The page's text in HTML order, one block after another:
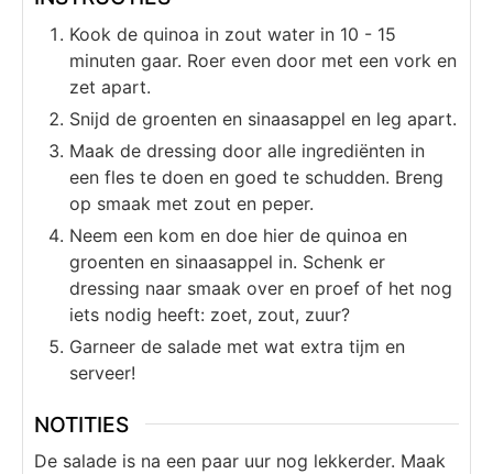
Kook de quinoa in zout water in 10 - 15
minuten gaar. Roer even door met een vork en
zet apart.
Snijd de groenten en sinaasappel en leg apart.
Maak de dressing door alle ingrediënten in
een fles te doen en goed te schudden. Breng
op smaak met zout en peper.
Neem een kom en doe hier de quinoa en
groenten en sinaasappel in. Schenk er
dressing naar smaak over en proef of het nog
iets nodig heeft: zoet, zout, zuur?
Garneer de salade met wat extra tijm en
serveer!
NOTITIES
De salade is na een paar uur nog lekkerder. Maak